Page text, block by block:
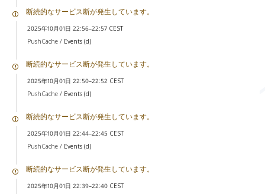
断続的なサービス断が発生しています。
2025年10月01日 22:56–22:57 CEST
PushCache / Events (d)
断続的なサービス断が発生しています。
2025年10月01日 22:50–22:52 CEST
PushCache / Events (d)
断続的なサービス断が発生しています。
2025年10月01日 22:44–22:45 CEST
PushCache / Events (d)
断続的なサービス断が発生しています。
2025年10月01日 22:39–22:40 CEST